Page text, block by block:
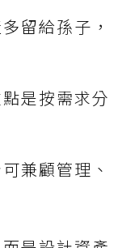
留給孫子，
是按需求分
兼顧管理、